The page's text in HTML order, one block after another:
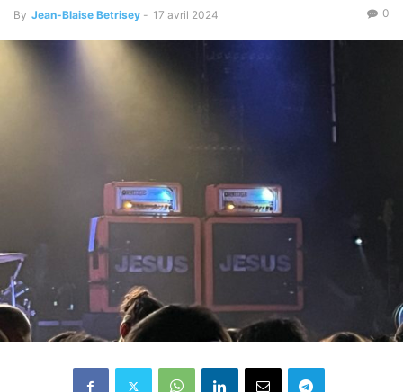
By Jean-Blaise Betrisey - 17 avril 2024 0